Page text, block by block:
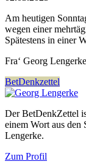
Am heutigen
wegen einer
Spätestens in einer
Fra‘ Georg Lengerke
BetDenkzettel
Der BetDenkZettel
einem Wort aus
Lengerke.
Zum Profil